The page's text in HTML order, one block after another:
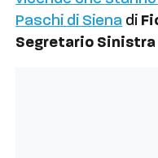
Paschi di Siena di
Segretario